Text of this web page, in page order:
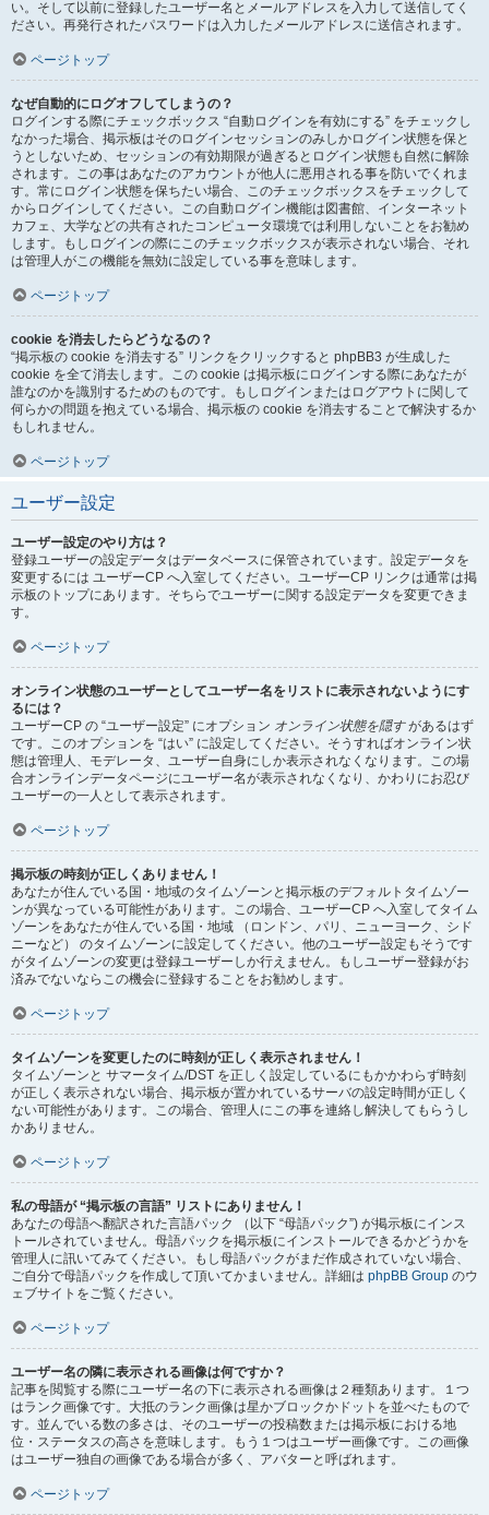
い。そして以前に登録したユーザー名とメールアドレスを入力して送信してく
ださい。再発行されたパスワードは入力したメールアドレスに送信されます。
ページトップ
なぜ自動的にログオフしてしまうの？
ログインする際にチェックボックス “自動ログインを有効にする” をチェックし
なかった場合、掲示板はそのログインセッションのみしかログイン状態を保と
うとしないため、セッションの有効期限が過ぎるとログイン状態も自然に解除
されます。この事はあなたのアカウントが他人に悪用される事を防いでくれま
す。常にログイン状態を保ちたい場合、このチェックボックスをチェックして
からログインしてください。この自動ログイン機能は図書館、インターネット
カフェ、大学などの共有されたコンピュータ環境では利用しないことをお勧め
します。もしログインの際にこのチェックボックスが表示されない場合、それ
は管理人がこの機能を無効に設定している事を意味します。
ページトップ
cookie を消去したらどうなるの？
“掲示板の cookie を消去する” リンクをクリックすると phpBB3 が生成した
cookie を全て消去します。この cookie は掲示板にログインする際にあなたが
誰なのかを識別するためのものです。もしログインまたはログアウトに関して
何らかの問題を抱えている場合、掲示板の cookie を消去することで解決するか
もしれません。
ページトップ
ユーザー設定
ユーザー設定のやり方は？
登録ユーザーの設定データはデータベースに保管されています。設定データを
変更するには ユーザーCP へ入室してください。ユーザーCP リンクは通常は掲
示板のトップにあります。そちらでユーザーに関する設定データを変更できま
す。
ページトップ
オンライン状態のユーザーとしてユーザー名をリストに表示されないようにす
るには？
ユーザーCP の “ユーザー設定” にオプション オンライン状態を隠すがあるはず
です。このオプションを “はい” に設定してください。そうすればオンライン状
態は管理人、モデレータ、ユーザー自身にしか表示されなくなります。この場
合オンラインデータページにユーザー名が表示されなくなり、かわりにお忍び
ユーザーの一人として表示されます。
ページトップ
掲示板の時刻が正しくありません！
あなたが住んでいる国・地域のタイムゾーンと掲示板のデフォルトタイムゾー
ンが異なっている可能性があります。この場合、ユーザーCP へ入室してタイム
ゾーンをあなたが住んでいる国・地域 （ロンドン、パリ、ニューヨーク、シド
ニーなど） のタイムゾーンに設定してください。他のユーザー設定もそうです
がタイムゾーンの変更は登録ユーザーしか行えません。もしユーザー登録がお
済みでないならこの機会に登録することをお勧めします。
ページトップ
タイムゾーンを変更したのに時刻が正しく表示されません！
タイムゾーンと サマータイム/DST を正しく設定しているにもかかわらず時刻
が正しく表示されない場合、掲示板が置かれているサーバの設定時間が正しく
ない可能性があります。この場合、管理人にこの事を連絡し解決してもらうし
かありません。
ページトップ
私の母語が “掲示板の言語” リストにありません！
あなたの母語へ翻訳された言語パック （以下 “母語パック”) が掲示板にインス
トールされていません。母語パックを掲示板にインストールできるかどうかを
管理人に訊いてみてください。もし母語パックがまだ作成されていない場合、
ご自分で母語パックを作成して頂いてかまいません。詳細は phpBB Group のウ
ェブサイトをご覧ください。
ページトップ
ユーザー名の隣に表示される画像は何ですか？
記事を閲覧する際にユーザー名の下に表示される画像は２種類あります。１つ
はランク画像です。大抵のランク画像は星かブロックかドットを並べたもので
す。並んでいる数の多さは、そのユーザーの投稿数または掲示板における地
位・ステータスの高さを意味します。もう１つはユーザー画像です。この画像
はユーザー独自の画像である場合が多く、アバターと呼ばれます。
ページトップ